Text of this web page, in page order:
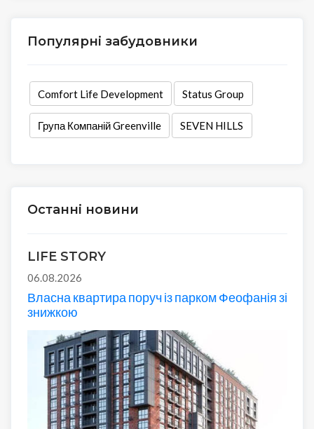
Популярні забудовники
Comfort Life Development Status Group
Група Компаній Greenville SEVEN HILLS
Останні новини
LIFE STORY
06.08.2026
Власна квартира поруч із парком Феофанія зі
знижкою